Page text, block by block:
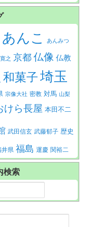
あんこ あんみつ
之 京都仏像 仏教
和菓子埼玉
宗像大社 密教 対馬 山梨
けら長屋 本田不二
武田信玄 武藤郁子 歴史
井県 福島 運慶 関裕二
検索